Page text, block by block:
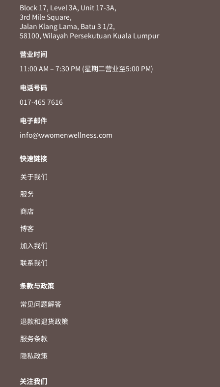
Block 17, Level 3A, Unit 17-3A,
3rd Mile Square,
Jalan Klang Lama, Batu 3 1/2,
58100, Wilayah Persekutuan Kuala Lumpur
营业时间
11:00 AM – 7:30 PM (星期二营业至5:00 PM)
电话号码
017-465 7616
电子邮件
info@wwomenwellness.com
快速链接
关于我们
服务
商店
博客
加入我们
联系我们
条款与政策
常见问题解答
退款和退货政策
服务条款
隐私政策
关注我们